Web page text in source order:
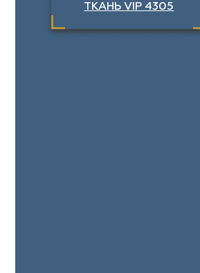
ТКАНЬ VIP 4305